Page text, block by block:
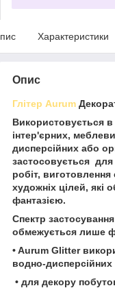
Характеристики
Опис
Глітер Aurum
Використовується
інтер'єрних,
дисперсійних або
застосовується
робіт, виготовлення
художніх цілей,
фантазією.
Спектр
обмежується лише
• Aurum Glitter
водно-дисперсійних
• для декору